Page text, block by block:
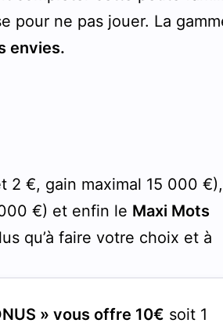
pour ne pas jouer. La
envies.
2 €, gain maximal 15 000 €),
€) et enfin le Maxi Mots
qu’à faire votre choix et à
» vous offre 10€ soit 1